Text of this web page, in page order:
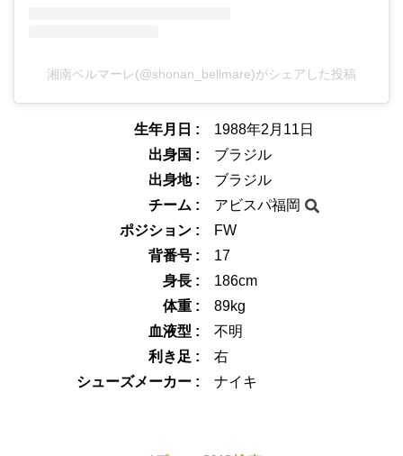
湘南ベルマーレ(@shonan_bellmare)がシェアした投稿
生年月日 :
1988年2月11日
出身国 :
ブラジル
出身地 :
ブラジル
チーム :
アビスパ福岡
ポジション :
FW
背番号 :
17
身長 :
186cm
体重 :
89kg
血液型 :
不明
利き足 :
右
シューズメーカー :
ナイキ